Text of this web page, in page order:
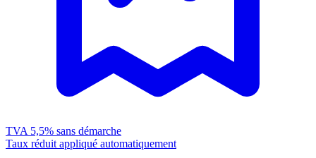
TVA 5,5% sans démarche
Taux réduit appliqué automatiquement